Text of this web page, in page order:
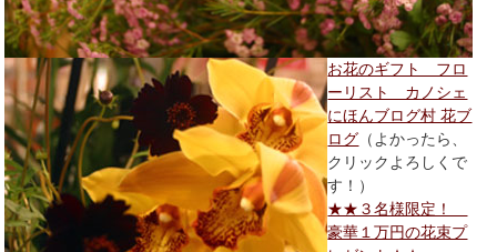
お花のギフト フロ
ーリスト カノシェ
にほんブログ村 花ブ
ログ （よかったら、
クリックよろしくで
す！）
★★３名様限定！
豪華１万円の花束プ